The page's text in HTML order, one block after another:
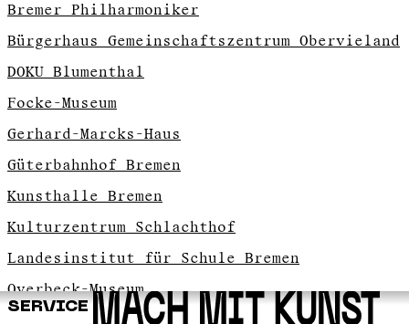
SERVICE
Bremer Philharmoniker
Bürgerhaus Gemeinschaftszentrum Obervieland
DOKU Blumenthal
Focke-Museum
Gerhard-Marcks-Haus
Güterbahnhof Bremen
Kunsthalle Bremen
Kulturzentrum Schlachthof
Landesinstitut für Schule Bremen
Overbeck-Museum
Theater Bremen